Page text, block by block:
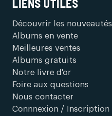
LIENS UTILES
Découvrir les nouveautés
Albums en vente
Meilleures ventes
Albums gratuits
Notre livre d'or
Foire aux questions
Nous contacter
Connnexion / Inscription